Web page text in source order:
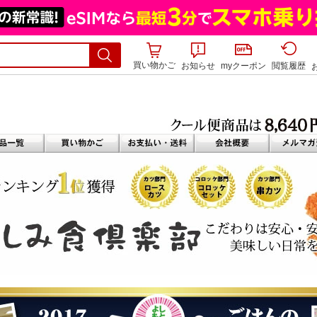
買い物かご お知らせ myクーポン 閲覧履歴